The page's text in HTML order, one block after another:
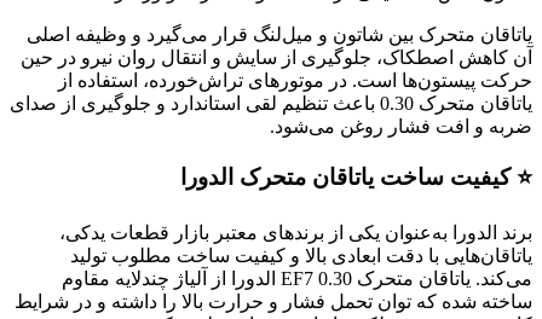
یاتاقان متحرک بین شاتون و میل‌لنگ قرار می‌گیرد و وظیفه اصلی
آن کاهش اصطکاک، جلوگیری از سایش و انتقال روان نیرو در حین
حرکت پیستون‌ها است. در موتورهای تراش‌خورده، استفاده از
یاتاقان متحرک 0.30 باعث تنظیم لقی استاندارد و جلوگیری از صدای
ضربه و افت فشار روغن می‌شود.
⭐ کیفیت ساخت یاتاقان متحرک الدورا
برند الدورا به‌عنوان یکی از برندهای معتبر بازار قطعات یدکی،
یاتاقان‌هایی با دقت ابعادی بالا و کیفیت ساخت مطلوب تولید
می‌کند. یاتاقان متحرک 0.30 EF7 الدورا از آلیاژ چندلایه مقاوم
ساخته شده که توان تحمل فشار و حرارت بالا را داشته و در شرایط